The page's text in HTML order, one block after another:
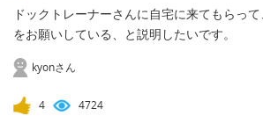
ドックトレーナーさんに自宅に来てもらっ
をお願いしている、と説明したいです。
kyonさん
4 4724